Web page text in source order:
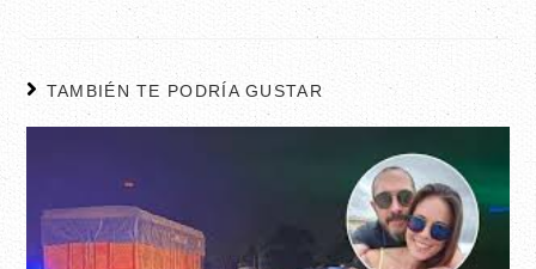
TAMBIÉN TE PODRÍA GUSTAR